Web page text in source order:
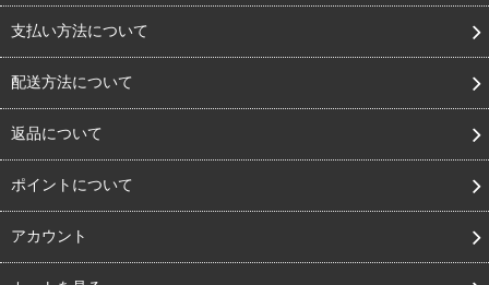
支払い方法について
配送方法について
返品について
ポイントについて
アカウント